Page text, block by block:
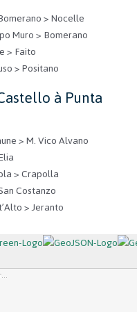
> Nocelle
Muro > Bomerano
> Faito
> Positano
à Punta
> M. Vico Alvano
> Crapolla
Costanzo
> Jeranto